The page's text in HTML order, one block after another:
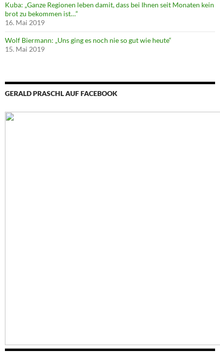
Kuba: „Ganze Regionen leben damit, dass bei Ihnen seit Monaten kein
brot zu bekommen ist…“
16. Mai 2019
Wolf Biermann: „Uns ging es noch nie so gut wie heute“
15. Mai 2019
GERALD PRASCHL AUF FACEBOOK